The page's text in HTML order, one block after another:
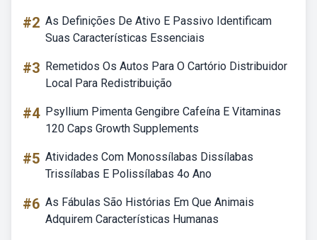
#2 As Definições De Ativo E Passivo Identificam
Suas Características Essenciais
#3 Remetidos Os Autos Para O Cartório Distribuidor
Local Para Redistribuição
#4 Psyllium Pimenta Gengibre Cafeína E Vitaminas
120 Caps Growth Supplements
#5 Atividades Com Monossílabas Dissílabas
Trissílabas E Polissílabas 4o Ano
#6 As Fábulas São Histórias Em Que Animais
Adquirem Características Humanas